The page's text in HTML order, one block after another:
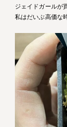
ジェイドガールが
私はだいぶ高価な